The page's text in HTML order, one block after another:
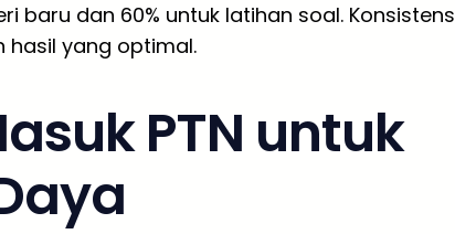
baru dan 60% untuk latihan soal.
hasil yang optimal.
PTN untuk